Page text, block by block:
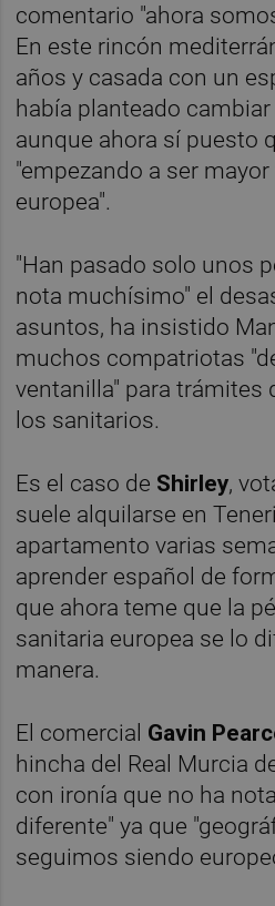
comentario "ahora
En este rincón
años y casada con un
había planteado
aunque ahora sí puesto
"empezando a ser
europea".
"Han pasado solo unos
nota muchísimo" el
asuntos, ha insistido
muchos compatriotas
ventanilla" para trámites
los sanitarios.
Es el caso de Shirley,
suele alquilarse en
apartamento varias
aprender español de
que ahora teme que la
sanitaria europea se lo
manera.
El comercial Gavin
hincha del Real Murcia
con ironía que no ha
diferente" ya que
seguimos siendo